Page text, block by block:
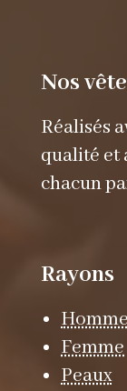
Nos
Réalisés
qualité et
chacun
Rayons
Femme
Peaux